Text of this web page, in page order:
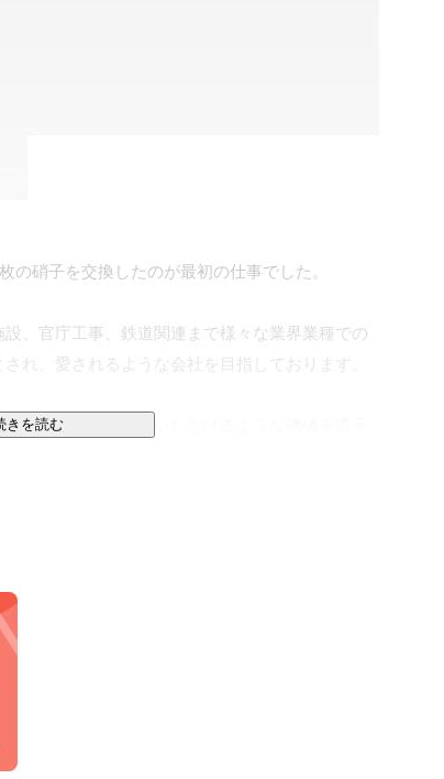
の硝子を交換したのが最初の仕事でした。
、官庁工事、鉄道関連まで様々な業界業種での
れ、愛されるような会社を目指しております。
ったな」と思っていただけるような価値を還元
きを読む